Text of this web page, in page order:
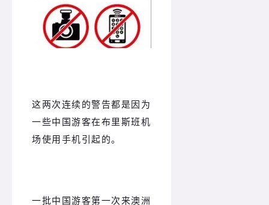
这两次连续的警告都是因为
一些中国游客在布里斯班机
场使用手机引起的。
一批中国游客第一次来澳洲